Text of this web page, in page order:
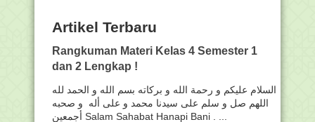
Artikel Terbaru
Rangkuman Materi Kelas 4 Semester 1
dan 2 Lengkap !
السلام عليكم و رحمة الله و بركاته بسم الله و الحمد لله
اللهم صل و سلم على سيدنا محمد و على أله و صحبه
أجمعين Salam Sahabat Hanapi Bani . ...